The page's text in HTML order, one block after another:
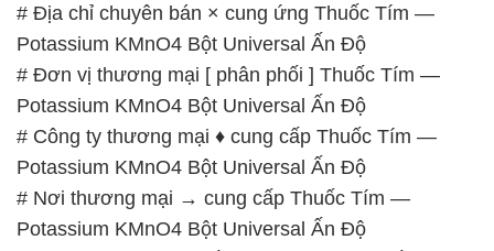
# Địa chỉ chuyên bán × cung ứng Thuốc Tím —
Potassium KMnO4 Bột Universal Ấn Độ
# Đơn vị thương mại [ phân phối ] Thuốc Tím —
Potassium KMnO4 Bột Universal Ấn Độ
# Công ty thương mại ♦ cung cấp Thuốc Tím —
Potassium KMnO4 Bột Universal Ấn Độ
# Nơi thương mại → cung cấp Thuốc Tím —
Potassium KMnO4 Bột Universal Ấn Độ